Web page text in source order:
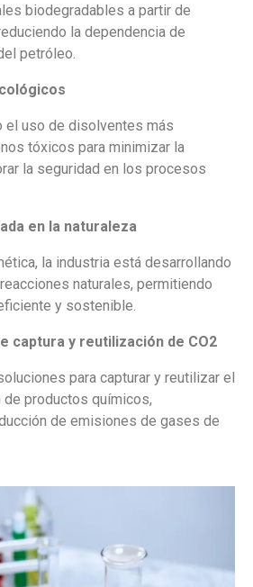
biodegradables a partir de
la dependencia de
petróleo.
el uso de disolventes más
tóxicos para minimizar la
la seguridad en los procesos
en la naturaleza
la industria está desarrollando
naturales, permitiendo
y sostenible.
captura y reutilización de CO2
para capturar y reutilizar el
de productos químicos,
de emisiones de gases de